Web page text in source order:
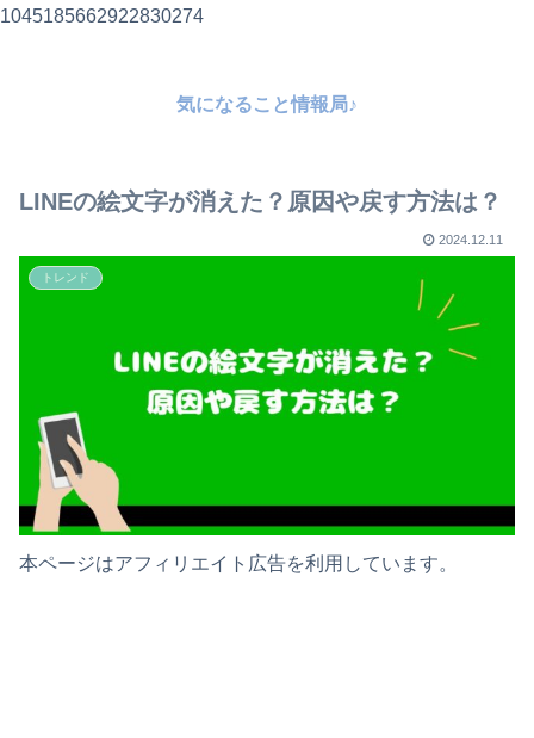
1045185662922830274
気になること情報局♪
LINEの絵文字が消えた？原因や戻す方法は？
2024.12.11
トレンド
本ページはアフィリエイト広告を利用しています。